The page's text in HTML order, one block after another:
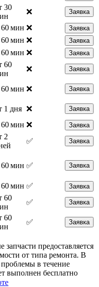
30
❌ Заявка
мин ❌ Заявка
мин ❌ Заявка
мин ❌ Заявка
60
❌ Заявка
мин ❌ Заявка
1 дня ❌ Заявка
мин ❌ Заявка
2
✅ Заявка
мин ✅ Заявка
мин ✅ Заявка
60
✅ Заявка
60
✅ Заявка
предоставляется
от типа ремонта. В
в течение
выполнен бесплатно